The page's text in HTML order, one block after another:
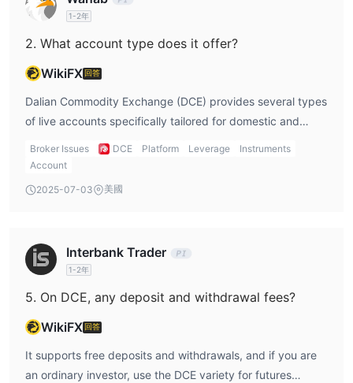
人民幣50,000元/年人民幣70,000元/年二級數據餵入服務人民幣
240,000元/年（直接）人民幣250,000元/年（再分發）歷史數據人
民幣2,400元/月不適用交易
平台
DCE 平台是為機構和受規管的期貨參與者設計的，不適用於通過傳
統的MT4或cTrader等應用程序進行個人零售交易。
存款和提款
成本和安全的資金轉移。該系統完成完整的轉賬週期約為2秒。
1-2年
2. What account type does it offer?
WikiFX 回答
Dalian Commodity Exchange (DCE) provides several types
of live accounts specifically tailored for domestic and
overseas institutional and individual traders.
Broker Issues DCE Platform Leverage
Instruments
Account
2025-07-03 美國
Interbank Trader
1-2年
5. On DCE, any deposit and withdrawal fees?
WikiFX 回答
It supports free deposits and withdrawals, and if you are
an ordinary investor, use the DCE variety for futures